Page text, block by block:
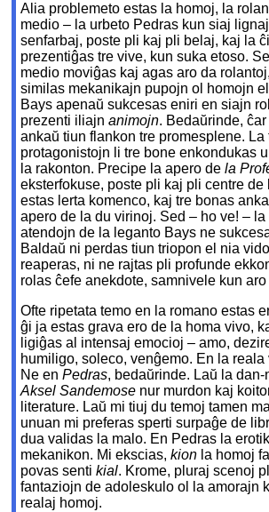
Alia problemeto estas la homoj, la
medio – la urbeto Pedras kun siaj
senfarbaj, poste pli kaj pli belaj, kaj la
prezentiĝas tre vive, kun suka etoso.
medio moviĝas kaj agas aro da
similas mekanikajn pupojn ol homojn
Bays apenaŭ sukcesas eniri en siajn
prezenti iliajnanimojn. Bedaŭrinde,
ankaŭ tiun flankon tre promesplene. La
protagonistojn li tre bone enkondukas
la rakonton. Precipe la apero dela
eksterfokuse, poste pli kaj pli centre de
estas lerta komenco, kaj tre bonas
apero de la du virinoj. Sed – ho ve! – la
atendojn de la leganto Bays ne
Baldaŭ ni perdas tiun triopon el nia
reaperas, ni ne rajtas pli profunde
rolas ĉefe anekdote, samnivele kun
Ofte ripetata temo en la romano estas
ĝi ja estas grava ero de la homa vivo,
ligiĝas al intensaj emocioj – amo,
humiligo, soleco, venĝemo. En la reala
Ne enPedras, bedaŭrinde. Laŭ la
Aksel Sandemose nur murdon kaj
literature. Laŭ mi tiuj du temoj tamen
unuan mi preferas sperti surpaĝe de
dua validas la malo. En Pedras la
mekanikon. Mi ekscias,kion la homoj
povas sentikial. Krome, pluraj scenoj
fantaziojn de adoleskulo ol la amorajn
realaj homoj.